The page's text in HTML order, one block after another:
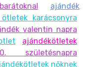
ajándék
karácsonyra
valentin napra
ajándékötletek
születésnapra
nőknek